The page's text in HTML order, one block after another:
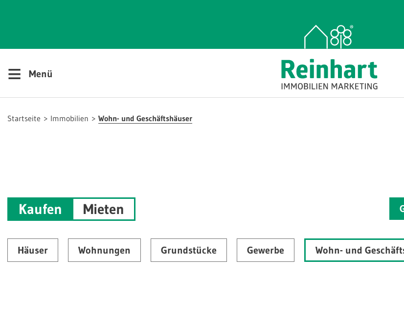
≡ Menü
Startseite Immobilien Wohn- und Geschäftshäuser
Kaufen Mieten
Häuser Wohnungen Grundstücke Gewerbe Wohn- und